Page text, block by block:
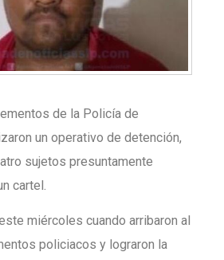
de la Policía de
un operativo de detención,
sujetos presuntamente
cartel.
miércoles cuando arribaron al
policiacos y lograron la